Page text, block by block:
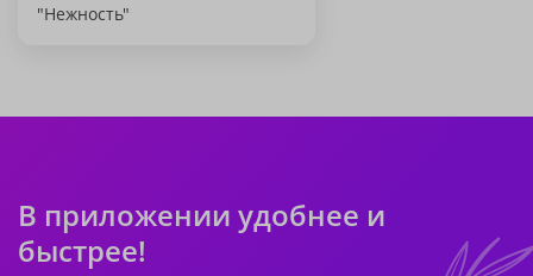
"Нежность"
В приложении удобнее и
быстрее!